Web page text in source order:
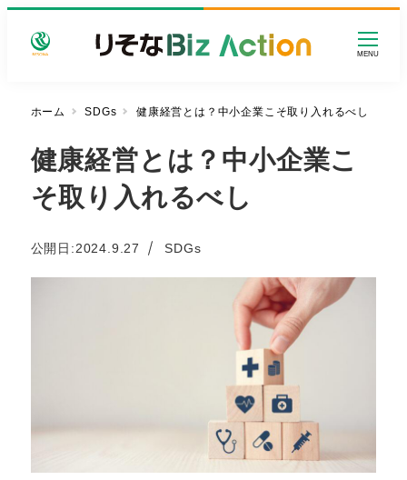
MENU
ホーム SDGs 健康経営とは？中小企業こそ取り入れるべし
健康経営とは？中小企業こ
そ取り入れるべし
公開日:
投稿日
2024.9.27 カテゴリー
SDGs